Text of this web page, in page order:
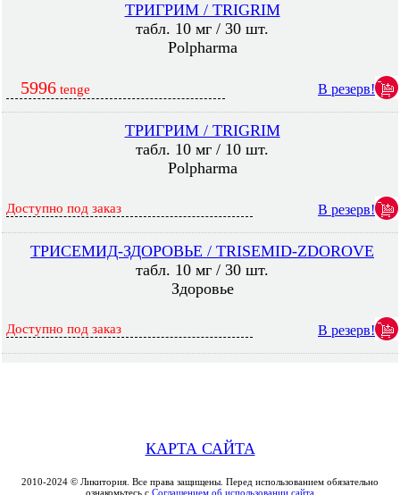
ТРИГРИМ / TRIGRIM
табл. 10 мг / 30 шт.
Polpharma
5996 tenge В резерв!
ТРИГРИМ / TRIGRIM
табл. 10 мг / 10 шт.
Polpharma
Доступно под заказ В резерв!
ТРИСЕМИД-ЗДОРОВЬЕ / TRISEMID-ZDOROVE
табл. 10 мг / 30 шт.
Здоровье
Доступно под заказ В резерв!
КАРТА САЙТА
2010-2024 © Ликитория. Все права защищены. Перед использованием обязательно
ознакомьтесь с Соглашением об использовании сайта